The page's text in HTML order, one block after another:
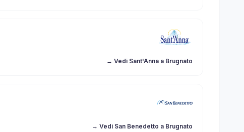
→ Vedi Sant'Anna a Brugnato
→ Vedi San Benedetto a Brugnato